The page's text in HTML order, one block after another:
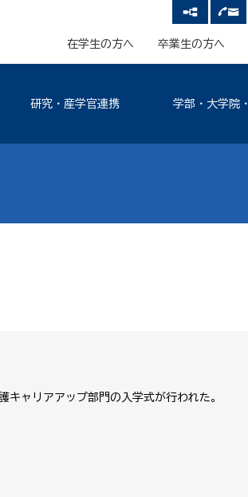
在学生の方へ 卒業生の方へ
研究・産学官連携 学部・大学院
ャリアアップ部門の入学式が行われた。